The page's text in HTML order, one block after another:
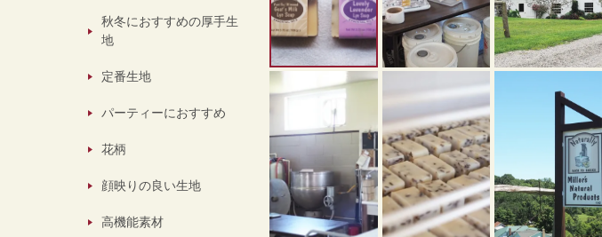
秋冬におすすめの厚手生
地
定番生地
パーティーにおすすめ
花柄
顔映りの良い生地
高機能素材